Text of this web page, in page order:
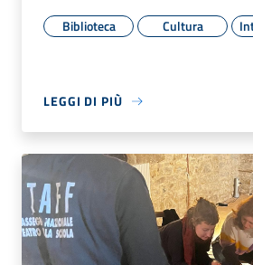
Biblioteca Cultura
LEGGI DI PIÙ